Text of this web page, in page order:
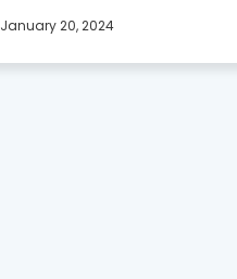
January 20, 2024